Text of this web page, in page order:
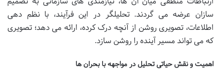
سازان عرضه می گردند. تحلیلگر در این فرآیند، با نظم دهی
اطلاعات، تصویری روشن از آنچه درک کرده، ارائه می دهد؛ تصویری
که می تواند مسیر آینده را روشن سازد.
اهمیت و نقش حیاتی تحلیل در مواجهه با بحران ها